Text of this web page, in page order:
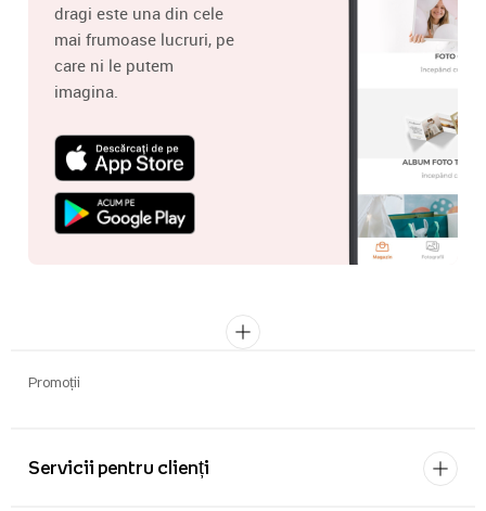
dragi este una din cele
mai frumoase lucruri, pe
care ni le putem
imagina.
Promoții
Servicii pentru clienți